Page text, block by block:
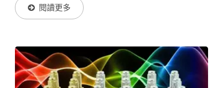
閱讀更多